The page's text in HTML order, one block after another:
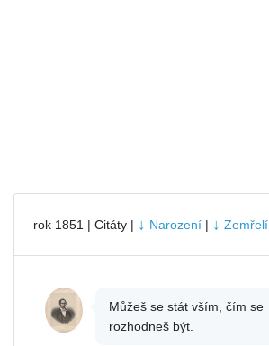
rok 1851 | Citáty | ↓ Narození | ↓ Zemřelí
Můžeš se stát vším, čím se
rozhodneš být.